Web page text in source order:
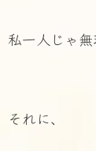
私一人じゃ無
それに、